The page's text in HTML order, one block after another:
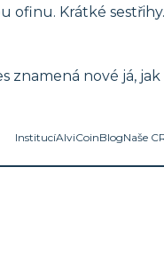
ofinu. Krátké
znamená nové já,
InstitucíAlviCoinBlogNaše